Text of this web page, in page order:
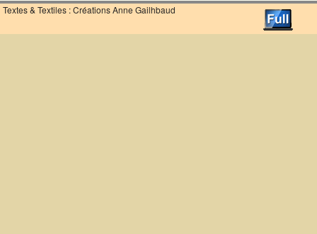
Textes & Textiles : Créations Anne Gailhbaud